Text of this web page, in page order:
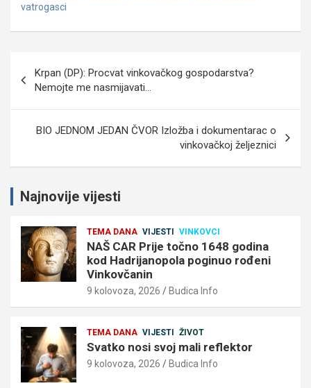
vatrogasci
objava
Krpan (DP): Procvat vinkovačkog gospodarstva?
Nemojte me nasmijavati…
BIO JEDNOM JEDAN ČVOR Izložba i dokumentarac o
vinkovačkoj željeznici
Najnovije vijesti
TEMA DANA VIJESTI VINKOVCI
NAŠ CAR Prije točno 1648 godina
kod Hadrijanopola poginuo rođeni
Vinkovčanin
9 kolovoza, 2026 Budica Info
TEMA DANA VIJESTI ŽIVOT
Svatko nosi svoj mali reflektor
9 kolovoza, 2026 Budica Info